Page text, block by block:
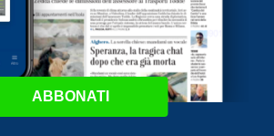
ABBONATI